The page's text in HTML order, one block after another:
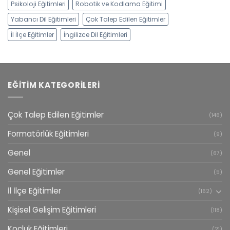
Psikoloji Eğitimleri
Robotik ve Kodlama Eğitimi
Yabancı Dil Eğitimleri
Çok Talep Edilen Eğitimler
İl İlçe Eğitimler
İngilizce Dil Eğitimleri
EĞITIM KATEGORILERI
Çok Talep Edilen Eğitimler (146)
Formatörlük Eğitimleri (9)
Genel (67)
Genel Eğitimler (5)
İl İlçe Eğitimler (162)
Kişisel Gelişim Eğitimleri (118)